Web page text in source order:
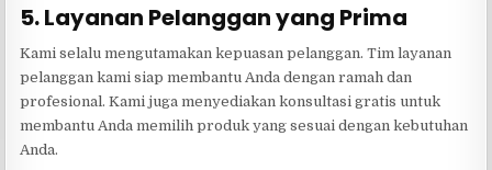
5. Layanan Pelanggan yang Prima
Kami selalu mengutamakan kepuasan pelanggan. Tim layanan
pelanggan kami siap membantu Anda dengan ramah dan
profesional. Kami juga menyediakan konsultasi gratis untuk
membantu Anda memilih produk yang sesuai dengan kebutuhan
Anda.